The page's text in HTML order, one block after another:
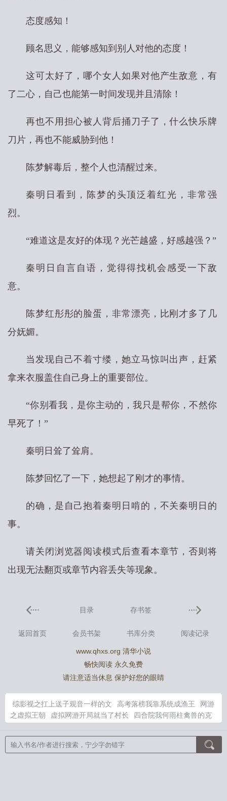
态度感知！
顾名思义，能够感知到别人对他的态度！
这可太好了，哪个女人如果对他产生敌意，有
了二心，自己也能第一时间发现并且清除！
再也不用担心被人背后捅刀子了，什么快乐牌
刀片，再也不能威胁到他！
陈梦解毒后，整个人也清醒过来。
秦明日看到，陈梦的头顶泛着红光，非常强
烈。
“难道这是友好的体现？光芒越盛，好感越强？”
秦明日自言自语，觉得得找机会感受一下敌
意。
陈梦红彤彤的脸蛋，非常漂亮，比刚才多了几
分妩媚。
当发现自己不着寸缕，她立马惊叫出声，赶紧
拿来衣服盖住自己身上的重要部位。
“你别看我，是你主动的，我只是帮你，不然你
早死了！”
秦明日耸了耸肩。
陈梦回忆了一下，她想起了刚才的事情。
的确，是自己抱着秦明日啃的，不关秦明日的
事。
请关闭浏览器阅读模式后查看本章节，否则将
出现无法翻页或章节内容丢失等现象。
目录 存书签
返回首页 会员书架 书库分类 阅读记录
www.qhxs.org 清华小说
畅快阅读 永久免费
请注意适当休息 保护好您的眼睛
综影视之扛上送子观音一样的文 高考落榜我靠系统成渔王
网游
之虚拟王朝
虚拟网游开局就当了村长
四合院我何雨柱禽兽的克
四合院我何雨柱太想进步了
开局停职我转投纪检组概况
魔法全
满级的我
十大巅峰虚拟网游 错嫁成宠
星际茶雌七零免费阅读全